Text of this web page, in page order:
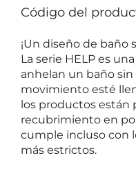
Código del
¡Un diseño de baño
La serie HELP es
anhelan un baño sin
movimiento esté
los productos están
recubrimiento en
cumple incluso con
más estrictos.